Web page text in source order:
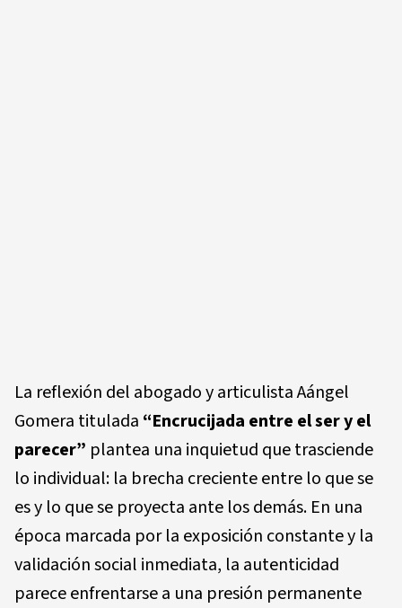
La reflexión del abogado y articulista Aángel
Gomera titulada “Encrucijada entre el ser y el
parecer” plantea una inquietud que trasciende
lo individual: la brecha creciente entre lo que se
es y lo que se proyecta ante los demás. En una
época marcada por la exposición constante y la
validación social inmediata, la autenticidad
parece enfrentarse a una presión permanente